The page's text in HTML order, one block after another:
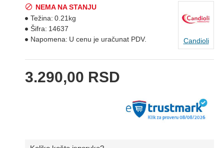
3.290,00 RSD
NEMA NA STANJU
Težina: 0.21kg
Šifra: 14637
Napomena: U cenu je uračunat PDV. Candioli